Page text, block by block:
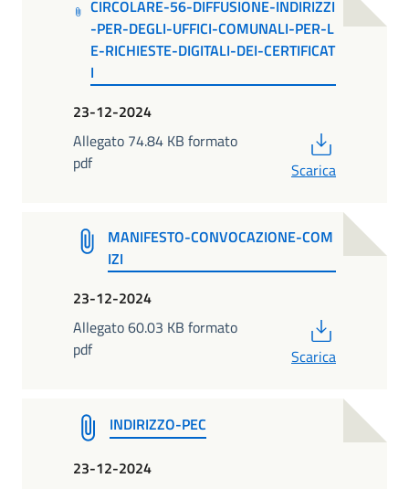
CIRCOLARE-56-DIFFUSIONE-INDIRIZZI
-PER-DEGLI-UFFICI-COMUNALI-PER-L
E-RICHIESTE-DIGITALI-DEI-CERTIFICAT
I
23-12-2024
Allegato 74.84 KB formato
pdf
Scarica
MANIFESTO-CONVOCAZIONE-COM
IZI
23-12-2024
Allegato 60.03 KB formato
pdf
Scarica
INDIRIZZO-PEC
23-12-2024